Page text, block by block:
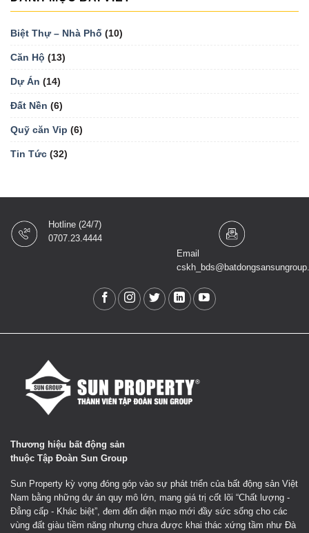
Biệt Thự – Nhà Phố (10)
Căn Hộ (13)
Dự Án (14)
Đất Nền (6)
Quỹ căn Vip (6)
Tin Tức (32)
Hotline (24/7)
0707.23.4444
Email
Thương hiệu bất động sản
thuộc Tập Đoàn Sun Group
Sun Property kỳ vọng đóng góp vào sự phát triển của bất động sản Việt
Nam bằng những dự án quy mô lớn, mang giá trị cốt lõi “Chất lượng -
Đẳng cấp - Khác biệt”, đem đến diện mạo mới đầy sức sống cho các
vùng đất giàu tiềm năng nhưng chưa được khai thác xứng tầm như Đà